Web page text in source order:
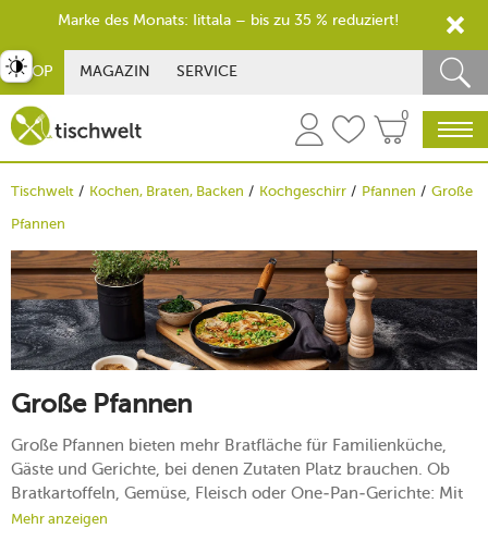
SHOP MAGAZIN SERVICE
0
Tischwelt Kochen, Braten, Backen Kochgeschirr Pfannen
Große
Pfannen
Große Pfannen
Große Pfannen bieten mehr Bratfläche für Familienküche,
Gäste und Gerichte, bei denen Zutaten Platz brauchen. Ob
Bratkartoffeln, Gemüse, Fleisch oder One-Pan-Gerichte: Mit
der passenden Größe, guter Hitzeverteilung und geeignetem
Mehr anzeigen
umschalten
Marke des Monats: Iittala – bis zu 35 % reduziert!